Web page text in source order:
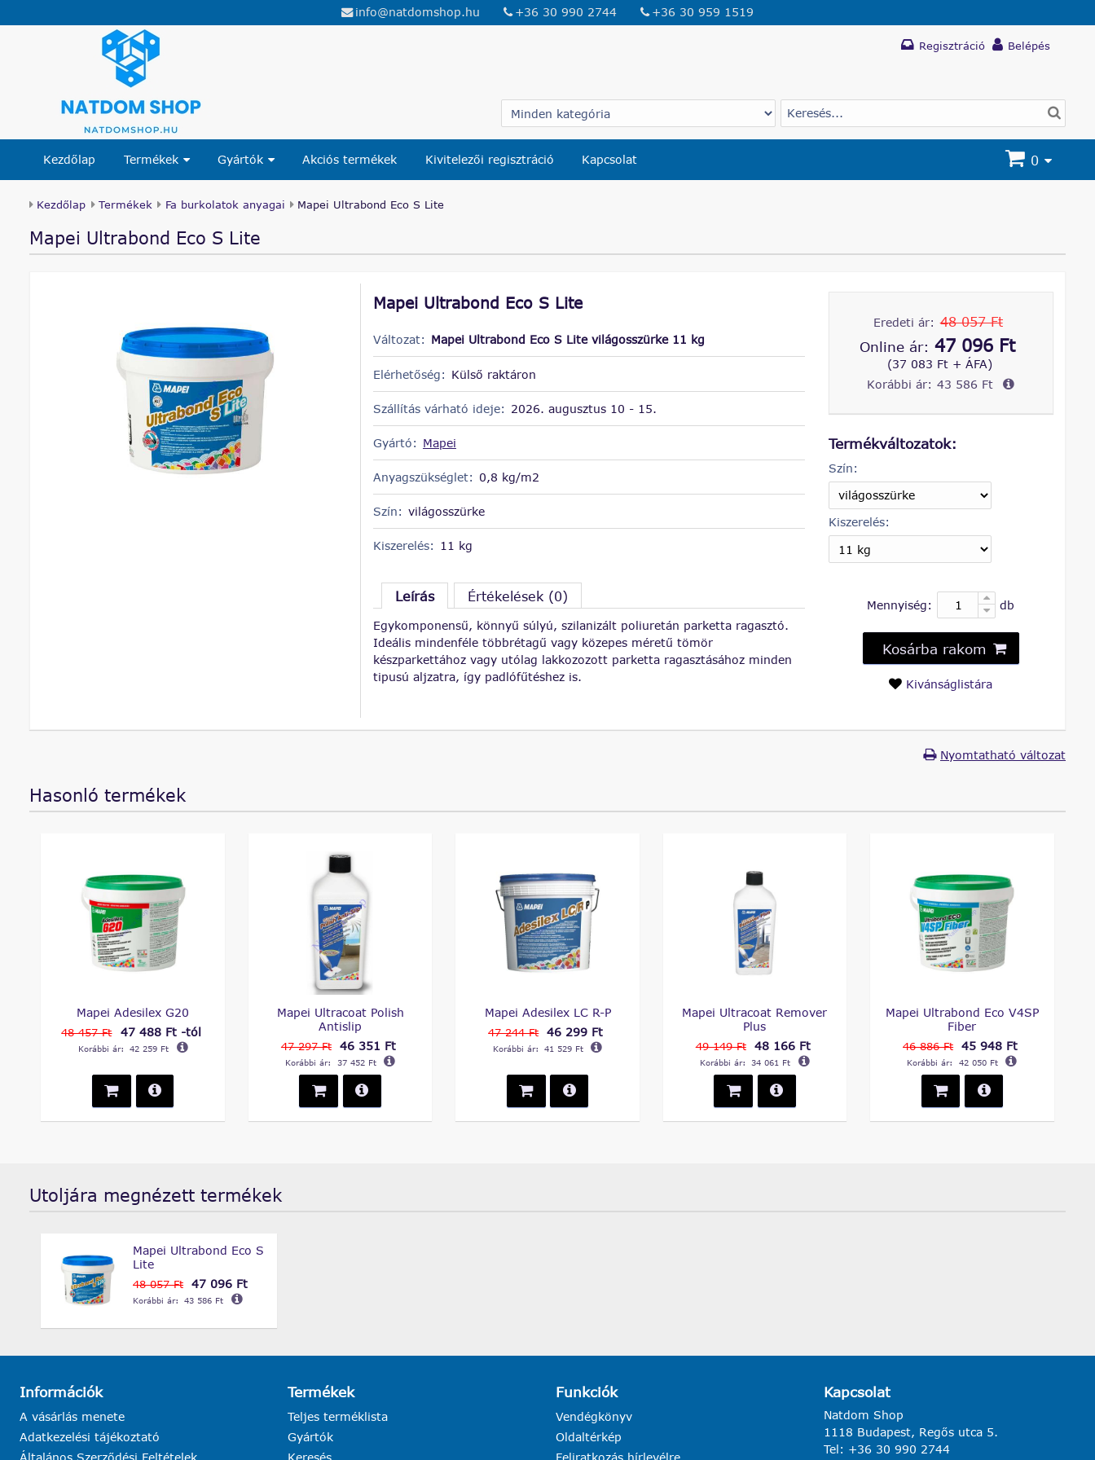
info@natdomshop.hu +36 30 990 2744 +36 30 959 1519
Regisztráció Belépés
Kezdőlap Termékek Gyártók Akciós termékek Kivitelezői regisztráció Kapcsolat 0
Kezdőlap Termékek Fa burkolatok anyagai Mapei Ultrabond Eco S Lite
Mapei Ultrabond Eco S Lite
Mapei Ultrabond Eco S Lite
Változat: Mapei Ultrabond Eco S Lite világosszürke 11 kg
Elérhetőség: Külső raktáron
Szállítás várható ideje: 2026. augusztus 10 - 15.
Gyártó: Mapei
Anyagszükséglet: 0,8 kg/m2
Szín: világosszürke
Kiszerelés: 11 kg
Leírás Értékelések (0)
Egykomponensű, könnyű súlyú, szilanizált poliuretán parketta ragasztó.
Ideális mindenféle többrétagű vagy közepes méretű tömör
készparkettához vagy utólag lakkozozott parketta ragasztásához minden
tipusú aljzatra, így padlófűtéshez is.
Eredeti ár: 48 057 Ft
Online ár: 47 096 Ft
(37 083 Ft + ÁFA)
Korábbi ár: 43 586 Ft
Termékváltozatok:
Szín:
Kiszerelés:
Mennyiség: db
Kosárba rakom
Kivánságlistára
Nyomtatható változat
Hasonló termékek
Mapei Adesilex G20
48 457 Ft 47 488 Ft -tól
Korábbi ár: 42 259 Ft
Mapei Ultracoat Polish
Antislip
47 297 Ft 46 351 Ft
Korábbi ár: 37 452 Ft
Mapei Adesilex LC R-P
47 244 Ft 46 299 Ft
Korábbi ár: 41 529 Ft
Mapei Ultracoat Remover
Plus
49 149 Ft 48 166 Ft
Korábbi ár: 34 061 Ft
Mapei Ultrabond Eco V4SP
Fiber
46 886 Ft 45 948 Ft
Korábbi ár: 42 050 Ft
Utoljára megnézett termékek
Mapei Ultrabond Eco S
Lite
48 057 Ft 47 096 Ft
Korábbi ár: 43 586 Ft
Információk
A vásárlás menete
Adatkezelési tájékoztató
Termékek
Teljes terméklista
Gyártók
Funkciók
Vendégkönyv
Oldaltérkép
Kapcsolat
Natdom Shop
1118 Budapest, Regős utca 5.
Tel: +36 30 990 2744